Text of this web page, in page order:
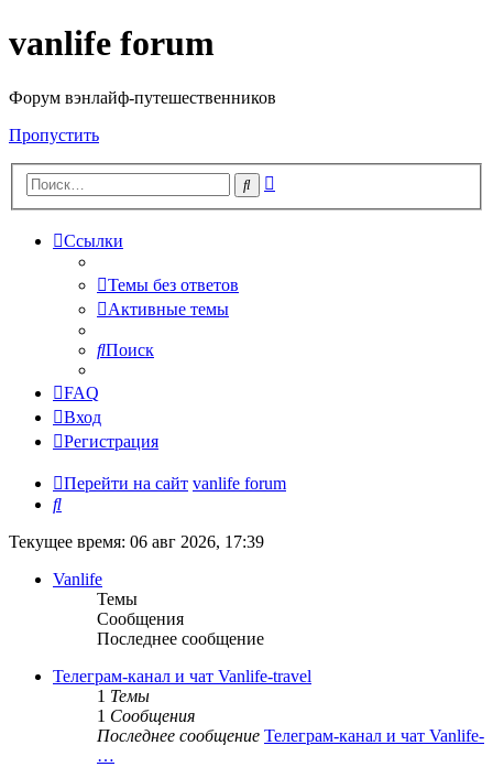
vanlife forum
Форум вэнлайф-путешественников
Пропустить
Поиск
Ссылки
Темы без ответов
Активные темы
Поиск
FAQ
Вход
Регистрация
Перейти на сайт vanlife forum
Поиск
Текущее время: 06 авг 2026, 17:39
Vanlife
Темы
Сообщения
Последнее сообщение
Телеграм-канал и чат Vanlife-travel
1 Темы
1 Сообщения
Последнее сообщение Телеграм-канал и чат Vanlife-
…